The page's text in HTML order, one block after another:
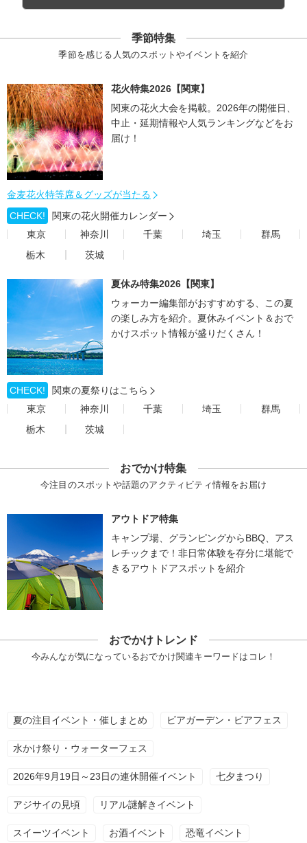
季節特集
季節を感じる人気のスポットやイベントを紹介
花火特集2026【関東】
関東の花火大会を掲載。2026年の開催日、
中止・延期情報や人気ランキングなどをお
届け！
金麦花火特等席＆グッズが当たる
CHECK!
関東の花火開催カレンダー
東京
神奈川 千葉 埼玉
群馬
栃木
茨城
夏休み特集2026【関東】
ウォーカー編集部がおすすめする、この夏
の楽しみ方を紹介。夏休みイベント＆おで
かけスポット情報が盛りだくさん！
CHECK!
関東の夏祭りはこちら
東京
神奈川 千葉 埼玉
群馬
栃木
茨城
おでかけ特集
今注目のスポットや話題のアクティビティ情報をお届け
アウトドア特集
キャンプ場、グランピングからBBQ、アス
レチックまで！非日常体験を存分に堪能で
きるアウトドアスポットを紹介
おでかけトレンド
今みんなが気になっているおでかけ関連キーワードはコレ！
夏の注目イベント・催しまとめ ビアガーデン・ビアフェス
水かけ祭り・ウォーターフェス
2026年9月19日～23日の連休開催イベント 七夕まつり
アジサイの見頃 リアル謎解きイベント
スイーツイベント お酒イベント 恐竜イベント